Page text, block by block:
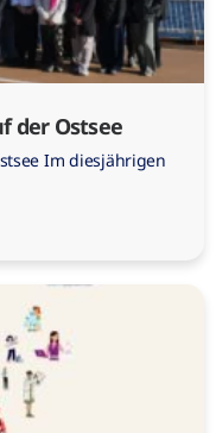
der Ostsee
Im diesjährigen